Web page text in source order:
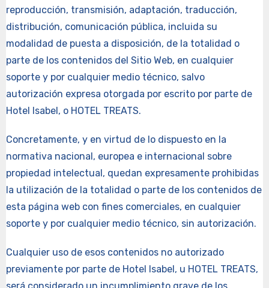
reproducción, transmisión, adaptación, traducción,
distribución, comunicación pública, incluida su
modalidad de puesta a disposición, de la totalidad o
parte de los contenidos del Sitio Web, en cualquier
soporte y por cualquier medio técnico, salvo
autorización expresa otorgada por escrito por parte de
Hotel Isabel, o HOTEL TREATS.
Concretamente, y en virtud de lo dispuesto en la
normativa nacional, europea e internacional sobre
propiedad intelectual, quedan expresamente prohibidas
la utilización de la totalidad o parte de los contenidos de
esta página web con fines comerciales, en cualquier
soporte y por cualquier medio técnico, sin autorización.
Cualquier uso de esos contenidos no autorizado
previamente por parte de Hotel Isabel, u HOTEL TREATS,